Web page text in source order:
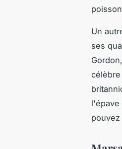
Un
ses
l'épave